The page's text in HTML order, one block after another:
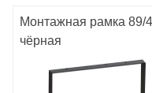
Монтажная рамка 89/
чёрная